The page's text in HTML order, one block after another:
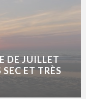
DE JUILLET
ET TRÈS